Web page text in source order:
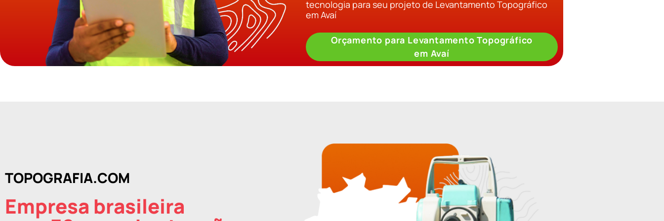
tecnologia para seu projeto de Levantamento Topográfico
em Avaí
Orçamento para Levantamento Topográfico
em Avaí
TOPOGRAFIA.COM
Empresa brasileira